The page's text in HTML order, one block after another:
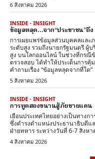
6 สิงหาคม 2026
INSIDE - INSIGHT
ข้อมูลหลุด…จาก“ประชาชน”ถึง
การเผยแพร่ข้อมูลส่วนบุคคลแล
ระดับสูง รวมถึงนายกรัฐมนตรี ผู้
สูง บนโลกออนไลน์ ในช่วงที่กรณี
ตรวจสอบ ได้ทำให้ประเด็นการ
คำถามเรื่อง “ข้อมูลหลุดจากที่ใด”
5 สิงหาคม 2026
INSIDE - INSIGHT
การทูตสองขนานสู้ภัยชายแดน
เยือนประเทศไทยอย่างเป็นทางก
ซึ่งดำรงตำแหน่งประธานาธิบดีแ
ฝ่ายทหาร ระหว่างวันที่ 6-7 สิงห
4 สิงหาคม 2026